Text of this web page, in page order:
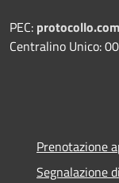
PEC:
Centralino Unico:
Prenotazione
Segnalazione